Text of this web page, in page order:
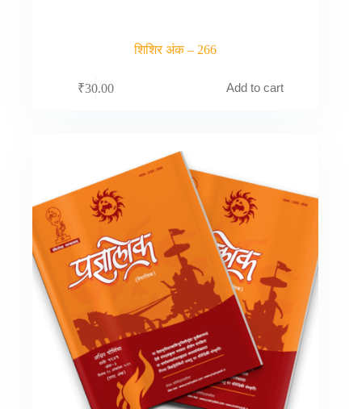
शिशिर अंक – 266
₹30.00 Add to cart